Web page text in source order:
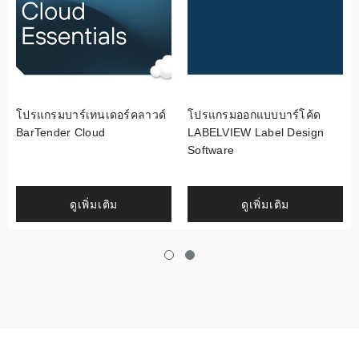
โปรแกรมบาร์เทนเดอร์คลาวด์
BarTender Cloud
ดูเพิ่มเติม
โปรแกรมออกแบบบาร์โค้ด
LABELVIEW Label Design
Software
ดูเพิ่มเติม